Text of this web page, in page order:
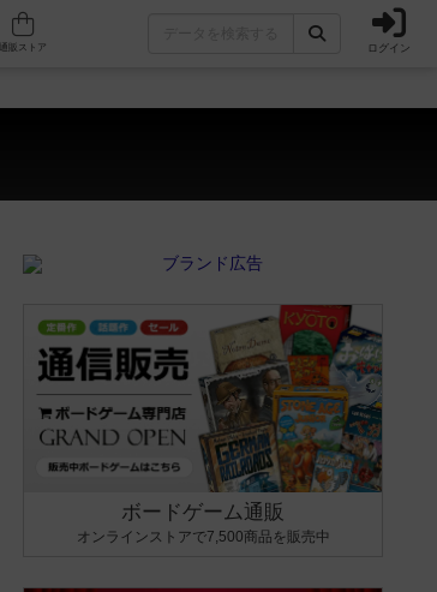
人気ボードゲーム ログイン
読む時間や参加者へのルール説明時間は含まれていないため、初めて
ンタジー・クッキング・海賊同士の対決など、ゲームコンセプトを絞
れている方向けの絞込機能です。例えば「ダイスロール」はランダ
ボードゲーム通販
オンラインストアで7,500商品を販売中